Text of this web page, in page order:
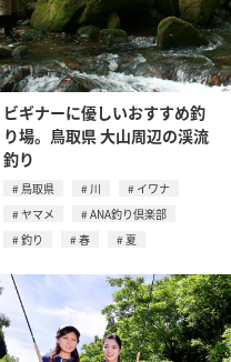
ビギナーに優しいおすすめ釣
り場。鳥取県 大山周辺の渓流
釣り
鳥取県 川
イワナ
ヤマメ
ANA釣り倶楽部
釣り
春 夏